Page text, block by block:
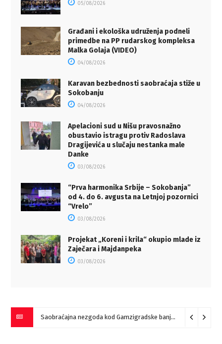
05/08/2026
Građani i ekološka udruženja podneli
primedbe na PP rudarskog kompleksa
Malka Golaja (VIDEO)
04/08/2026
Karavan bezbednosti saobraćaja stiže u
Sokobanju
04/08/2026
Apelacioni sud u Nišu pravosnažno
obustavio istragu protiv Radoslava
Dragijevića u slučaju nestanka male
Danke
03/08/2026
“Prva harmonika Srbije – Sokobanja”
od 4. do 6. avgusta na Letnjoj pozornici
“Vrelo”
03/08/2026
Projekat „Koreni i krila“ okupio mlade iz
Zaječara i Majdanpeka
03/08/2026
Saobraćajna nezgoda kod Gamzigradske banje 05/08/2026